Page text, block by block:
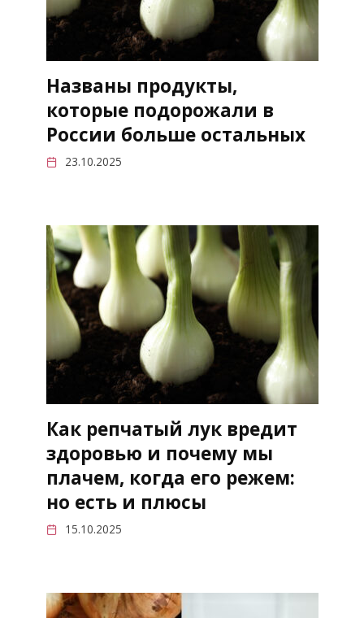
Названы продукты,
которые подорожали в
России больше остальных
23.10.2025
Как репчатый лук вредит
здоровью и почему мы
плачем, когда его режем:
но есть и плюсы
15.10.2025